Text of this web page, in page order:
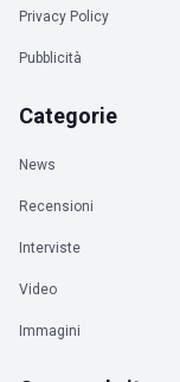
Privacy Policy
Pubblicità
Categorie
News
Recensioni
Interviste
Video
Immagini